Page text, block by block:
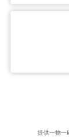
提供一物一